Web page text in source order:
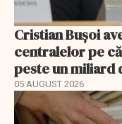
Cristian Bușoi
centralelor pe
peste un miliard
05 AUGUST 2026